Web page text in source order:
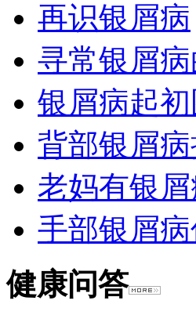
再识银屑病
寻常银屑
银屑病起
背部银屑
老妈有银
手部银屑
健康问答